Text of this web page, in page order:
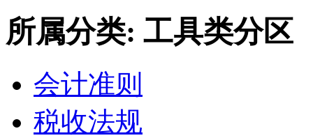
所属分类: 工具类分区
会计准则
税收法规